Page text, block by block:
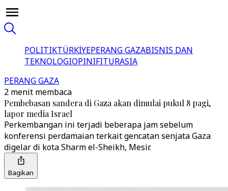
POLITIKTÜRKİYEPERANG GAZABISNIS DAN
TEKNOLOGIOPINIFITURASIA
PERANG GAZA
2 menit membaca
Pembebasan sandera di Gaza akan dimulai pukul 8 pagi,
lapor media Israel
Perkembangan ini terjadi beberapa jam sebelum
konferensi perdamaian terkait gencatan senjata Gaza
digelar di kota Sharm el-Sheikh, Mesir.
Bagikan